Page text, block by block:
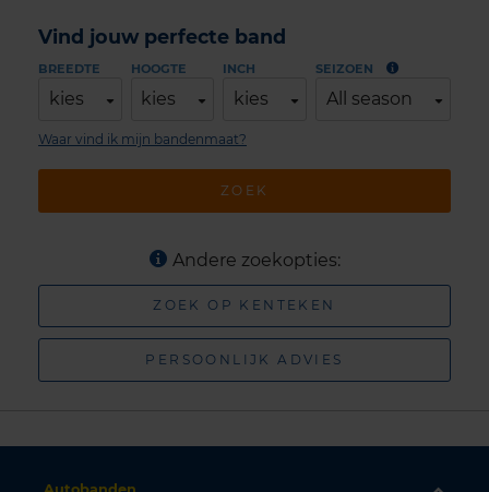
Vind jouw perfecte band
BREEDTE
kies
HOOGTE
kies
INCH
kies
SEIZOEN
All season
ZOEK
Waar vind ik mijn bandenmaat?
Andere zoekopties:
ZOEK OP KENTEKEN
PERSOONLIJK ADVIES